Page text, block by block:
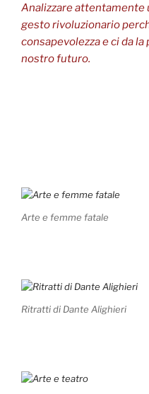
Analizzare attentamente
gesto rivoluzionario
consapevolezza e ci da
nostro futuro.
Arte e femme fatale
Ritratti di Dante Alighieri